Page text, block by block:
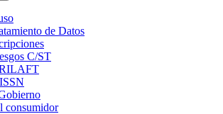
in
new
window
de Datos
in
C/ST
new
window
in
newin
consumidorOpens